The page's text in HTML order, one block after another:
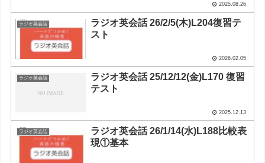
2025.08.26
ラジオ英会話
ラジオ英会話 26/2/5(木)L204復習テ
スト
2026.02.05
ラジオ英会話
ラジオ英会話 25/12/12(金)L170 復習
テスト
2025.12.13
ラジオ英会話
ラジオ英会話 26/1/14(水)L188比較表
現①基本